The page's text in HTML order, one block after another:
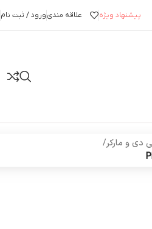
پیشنهاد ویژه علاقه مندیورود / ثبت نام
دی و مارکر/